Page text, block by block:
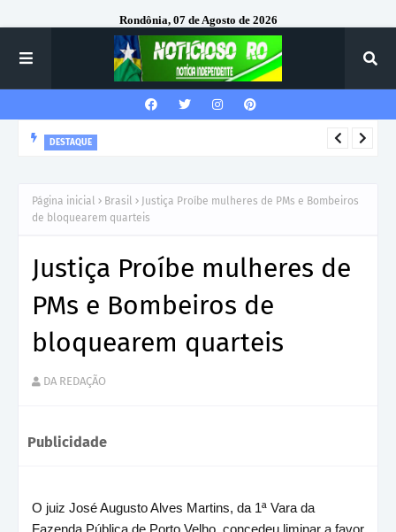
Rondônia, 07 de Agosto de 2026
DESTAQUE
Página inicial Brasil
Justiça Proíbe mulheres de PMs e Bombeiros
de bloquearem quarteis
Justiça Proíbe mulheres de
PMs e Bombeiros de
bloquearem quarteis
DA REDAÇÃO
Publicidade
O juiz José Augusto Alves Martins, da 1ª Vara da
Fazenda Pública de Porto Velho, concedeu liminar a favor